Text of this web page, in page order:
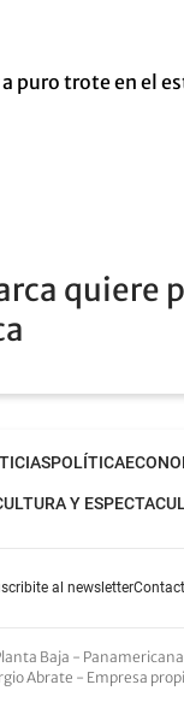
quiere
POLÍTICA
Y
al newsletter
Baja -
Abrate - Empresa